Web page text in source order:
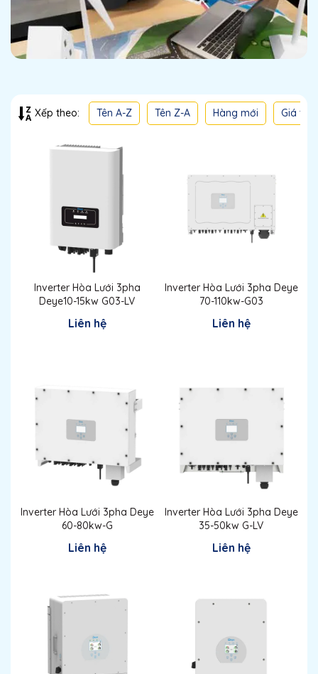
Xếp theo: Tên A-Z Tên Z-A Hàng mới Giá
Inverter Hòa Lưới 3pha
Deye10-15kw G03-LV
Liên hệ
Inverter Hòa Lưới 3pha Deye
70-110kw-G03
Liên hệ
Inverter Hòa Lưới 3pha Deye
60-80kw-G
Liên hệ
Inverter Hòa Lưới 3pha Deye
35-50kw G-LV
Liên hệ